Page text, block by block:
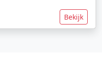
Bekijk